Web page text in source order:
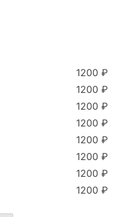
1200 ₽
1200 ₽
1200 ₽
1200 ₽
1200 ₽
1200 ₽
1200 ₽
1200 ₽